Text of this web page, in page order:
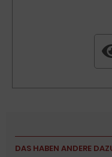
DAS HABEN ANDERE